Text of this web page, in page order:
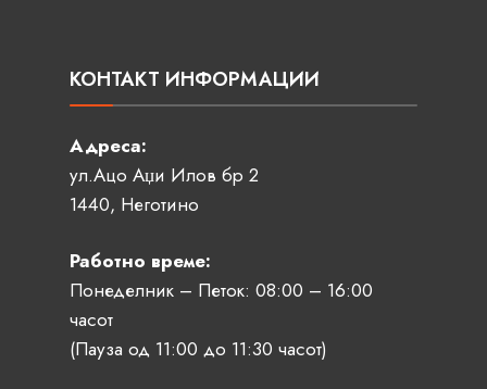
КОНТАКТ ИНФОРМАЦИИ
Адреса:
ул.Ацо Аџи Илов бр 2
1440, Неготино
Работно време:
Понеделник – Петок: 08:00 – 16:00
часот
(Пауза од 11:00 до 11:30 часот)